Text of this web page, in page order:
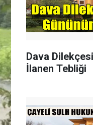
Dava
İlanen Tebliği